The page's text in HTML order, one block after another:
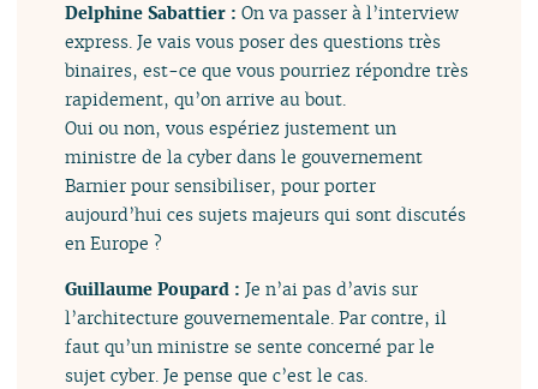
Delphine Sabattier :On va passer à l’interview
express. Je vais vous poser des questions très
binaires, est-ce que vous pourriez répondre très
rapidement, qu’on arrive au bout.
Oui ou non, vous espériez justement un
ministre de la cyber dans le gouvernement
Barnier pour sensibiliser, pour porter
aujourd’hui ces sujets majeurs qui sont discutés
en Europe ?
Guillaume Poupard :Je n’ai pas d’avis sur
l’architecture gouvernementale. Par contre, il
faut qu’un ministre se sente concerné par le
sujet cyber. Je pense que c’est le cas.